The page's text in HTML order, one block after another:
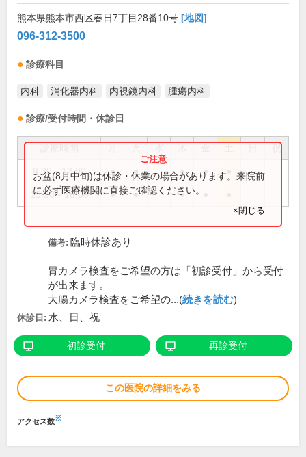
熊本県熊本市西区春日7丁目28番10号 [地図]
096-312-3500
診療科目
内科 消化器内科 内視鏡内科 腫瘍内科
診療/受付時間・休診日
祝
8:30～12:00 ● ● ● ●
13:30～18:00 ● ● ●
お盆(8月中旬)は休診・休業の場合があります。来院前
に必ず医療機関に直接ご確認ください。
×閉じる
備考: 臨時休診あり
胃カメラ検査をご希望の方は「初診受付」から受付
が出来ます。
大腸カメラ検査をご希望の...(続きを読む)
休診日: 水、日、祝
初診受付 再診受付
この医院の詳細をみる
アクセス数※